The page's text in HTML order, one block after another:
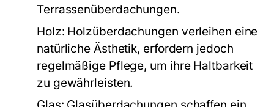
Terrassenüberdachungen.
Holz: Holzüberdachungen verleihen eine
natürliche Ästhetik, erfordern jedoch
regelmäßige Pflege, um ihre Haltbarkeit
zu gewährleisten.